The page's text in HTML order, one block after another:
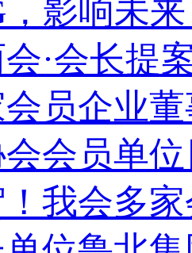
，影响未
·会长提
员企业
会员单
我会多